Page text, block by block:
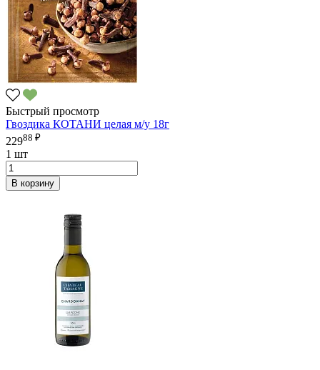
Быстрый просмотр
Гвоздика КОТАНИ целая м/у 18г
22988 ₽
1 шт
В корзину